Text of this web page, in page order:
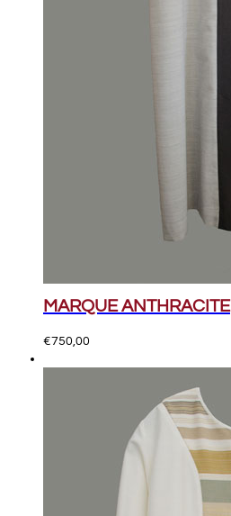
MARQUE ANTHRACITE
€750,00